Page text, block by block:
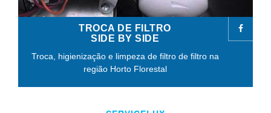
TROCA DE FILTRO
SIDE BY SIDE
Troca, higienização e limpeza de filtro de filtro na
região Horto Florestal